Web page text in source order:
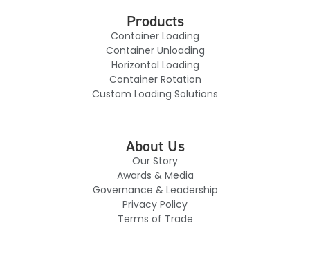
Products
Container Loading
Container Unloading
Horizontal Loading
Container Rotation
Custom Loading Solutions
About Us
Our Story
Awards & Media
Governance & Leadership
Privacy Policy
Terms of Trade